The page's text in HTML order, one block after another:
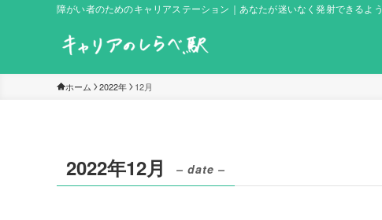
障がい者のためのキャリアステーション｜あなたが迷いなく発射できるよう
ホーム 2022年 12月
2022年12月 – date –